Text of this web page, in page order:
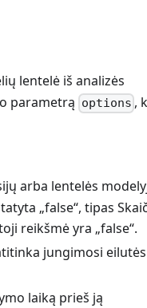
lentelė iš analizės
parametrą options ,
arba lentelės
„false“, tipas
reikšmė yra „false“.
jungimosi eilutės
laiką prieš ją